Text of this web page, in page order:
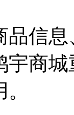
品信
宇商